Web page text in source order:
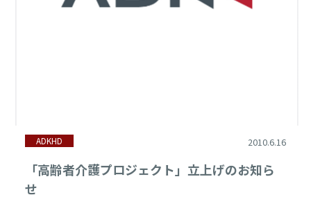
ADKHD 2010.6.16
「高齢者介護プロジェクト」立上げのお知ら
せ